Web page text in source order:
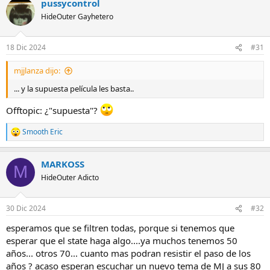
c
c
i
e
s
pussycontrol
HideOuter Gayhetero
18 Dic 2024 #31
mjjlanza dijo:
... y la supuesta película les basta..
Offtopic: ¿"supuesta"?
R
e
c
i
e
:
Smooth Eric
M MARKOSS
HideOuter Adicto
30 Dic 2024 #32
esperamos que se filtren todas, porque si tenemos que
esperar que el state haga algo....ya muchos tenemos 50
años... otros 70... cuanto mas podran resistir el paso de los
años ? acaso esperan escuchar un nuevo tema de MJ a sus 80